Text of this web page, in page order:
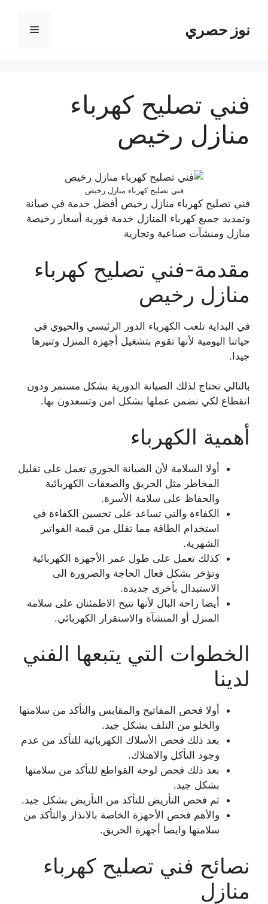
المحتوىنوز حصري القائمة
فني تصليح كهرباء
منازل رخيص
فني تصليح كهرباء منازل رخيص
فني تصليح كهرباء منازل رخيص أفضل خدمة في صيانة
وتمديد جميع كهرباء المنازل خدمة فورية أسعار رخيصة
منازل ومنشآت صناعية وتجارية
مقدمة-فني تصليح كهرباء
منازل رخيص
في البداية تلعب الكهرباء الدور الرئيسي والحيوي في
حياتنا اليومية لأنها تقوم بتشغيل أجهزة المنزل وتنيرها
جيدا.
بالتالي تحتاج لذلك الصيانة الدورية بشكل مستمر ودون
انقطاع لكي نضمن عملها بشكل امن وتسعدون بها.
أهمية الكهرباء
أولا السلامة لأن الصيانة الجوري تعمل على تقليل
المخاطر مثل الحريق والصعقات الكهربائية
والحفاظ على سلامة الأسرة.
الكفاءة والتي تساعد على تحسين الكفاءة في
استخدام الطاقة مما تقلل من قيمة الفواتير
الشهرية.
كذلك تعمل على طول عمر الأجهزة الكهربائية
وتؤخر بشكل فعال الحاجة والضرورة الى
الاستبدال بأخرى جديدة.
أيضا راحة البال لأنها تتيح الاطمئنان على سلامة
المنزل أو المنشآة والاستقرار الكهربائي.
الخطوات التي يتبعها الفني
لدينا
أولا فحص المفاتيح والمقابس والتأكد من سلامتها
والخلو من التلف بشكل جيد.
بعد ذلك فحص الأسلاك الكهربائية للتأكد من عدم
وجود التأكل والاهتلاك.
بعد ذلك فحص لوحة القواطع للتأكد من سلامتها
بشكل جيد.
ثم فحص التأريض للتأكد من التأريض بشكل جيد.
والأهم فحص الأحهزة الخاصة بالانذار والتأكد من
سلامتها وايضا أجهزة الحريق.
نصائح فني تصليح كهرباء
منازل